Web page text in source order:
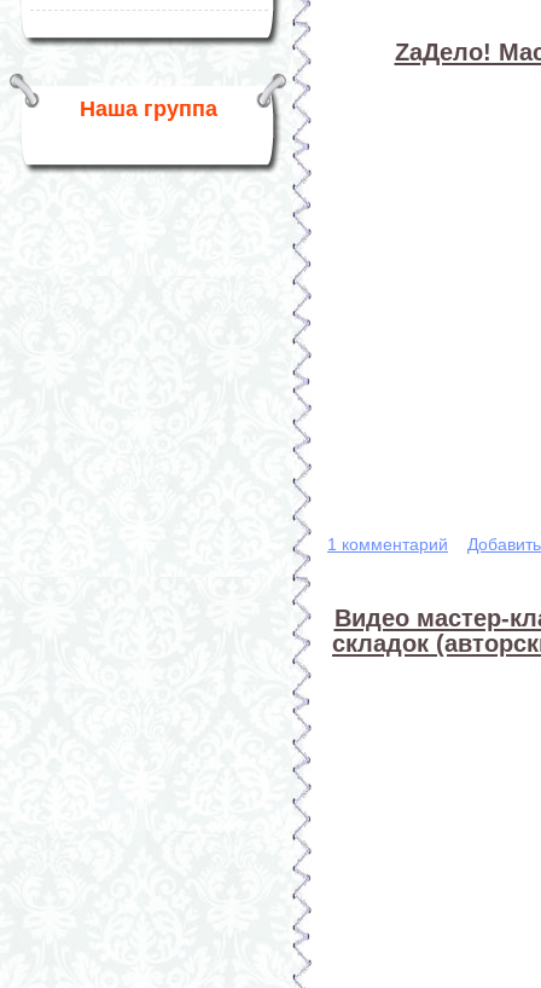
Наша группа
ZaДело!
1 комментарий
Видео мастер-
складок